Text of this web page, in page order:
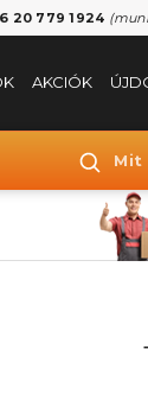
20 779 1924
AKCIÓK
Mit